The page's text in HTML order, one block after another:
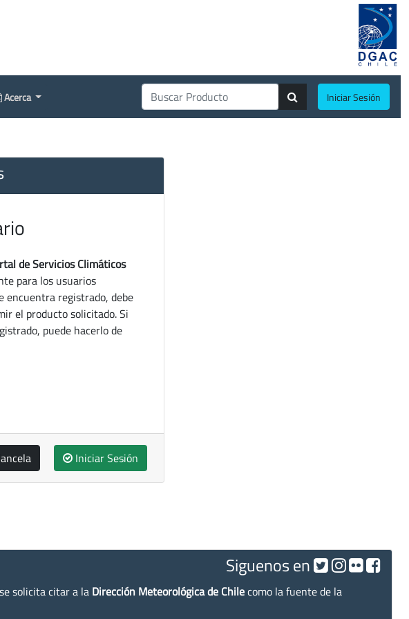
Acerca Iniciar Sesión
de Servicios Climáticos
para los usuarios
encuentra registrado, debe
el producto solicitado. Si
puede hacerlo de
Iniciar Sesión
Siguenos en
solicita citar a la Dirección Meteorológica de Chilecomo la fuente de la